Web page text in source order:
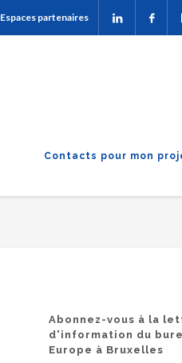
Espaces partenaires
Contacts pour mon
Abonnez-vous à la
d'information du
Europe à Bruxelles